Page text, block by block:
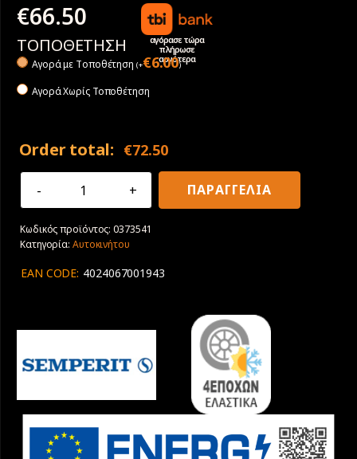
€66.50
αγόρασε τώρα
πλήρωσε
αργότερα
ΤΟΠΟΘΕΤΗΣΗ
Αγορά με Tοποθέτηση (+€6.00)
Αγορά Χωρίς Τοποθέτηση
Order total: €72.50
175/65R14
Semperit
Allseason-
ποσότητα
ΠΑΡΑΓΓΕΛΙΑ
Κωδικός προϊόντος:0373541
Κατηγορία: Αυτοκινήτου
EAN CODE: 4024067001943